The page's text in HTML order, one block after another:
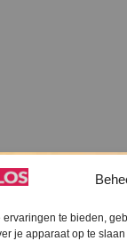
ervaringen te bieden,
je apparaat op te